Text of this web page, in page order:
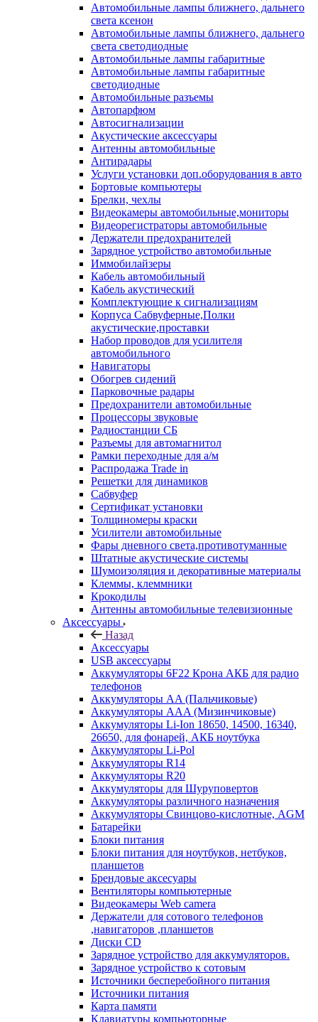
Автомобильные лампы ближнего, дальнего
света ксенон
Автомобильные лампы ближнего, дальнего
света светодиодные
Автомобильные лампы габаритные
Автомобильные лампы габаритные
светодиодные
Автомобильные разъемы
Автопарфюм
Автосигнализации
Акустические аксессуары
Антенны автомобильные
Антирадары
Услуги установки доп.оборудования в авто
Бортовые компьютеры
Брелки, чехлы
Видеокамеры автомобильные,мониторы
Видеорегистраторы автомобильные
Держатели предохранителей
Зарядное устройство автомобильные
Иммобилайзеры
Кабель автомобильный
Кабель акустический
Комплектующие к сигнализациям
Корпуса Сабвуферные,Полки
акустические,проставки
Набор проводов для усилителя
автомобильного
Навигаторы
Обогрев сидений
Парковочные радары
Предохранители автомобильные
Процессоры звуковые
Радиостанции СБ
Разъемы для автомагнитол
Рамки переходные для а/м
Распродажа Trade in
Решетки для динамиков
Сабвуфер
Сертификат установки
Толщиномеры краски
Усилители автомобильные
Фары дневного света,противотуманные
Штатные акустические системы
Шумоизоляция и декоративные материалы
Клеммы, клеммники
Крокодилы
Антенны автомобильные телевизионные
Аксессуары
Назад
Аксессуары
USB аксессуары
Аккумуляторы 6F22 Крона АКБ для радио
телефонов
Аккумуляторы AA (Пальчиковые)
Аккумуляторы AAA (Мизинчиковые)
Аккумуляторы Li-Ion 18650, 14500, 16340,
26650, для фонарей, АКБ ноутбука
Аккумуляторы Li-Pol
Аккумуляторы R14
Аккумуляторы R20
Аккумуляторы для Шуруповертов
Аккумуляторы различного назначения
Аккумуляторы Свинцово-кислотные, AGM
Батарейки
Блоки питания
Блоки питания для ноутбуков, нетбуков,
планшетов
Брендовые аксесуары
Вентиляторы компьютерные
Видеокамеры Web camera
Держатели для сотового телефонов
,навигаторов ,планшетов
Диски CD
Зарядное устройство для аккумуляторов.
Зарядное устройство к сотовым
Источники бесперебойного питания
Источники питания
Карта памяти
Клавиатуры компьюторные